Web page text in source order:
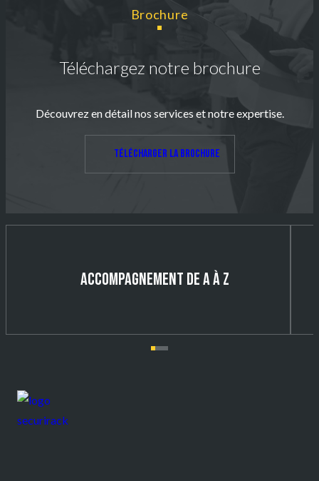
Brochure
Téléchargez notre brochure
Découvrez en détail nos services et notre expertise.
Télécharger la brochure
ACCOMPAGNEMENT DE A À Z